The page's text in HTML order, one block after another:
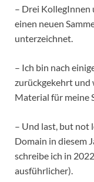
– Drei KollegInnen
einen neuen
unterzeichnet.
– Ich bin nach
zurückgekehrt und
Material für meine
– Und last, but not
Domain in diesem
schreibe ich in
ausführlicher).